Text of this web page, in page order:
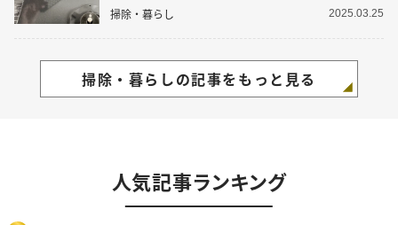
掃除・暮らし 2025.03.25
掃除・暮らしの記事をもっと見る
人気記事ランキング